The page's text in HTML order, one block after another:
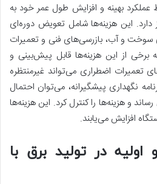
بهینه و افزایش طول عمر خود به
دارد. این هزینه‌ها شامل تعویض دوره‌ای
سوخت و آب، بازرسی‌های فنی و تعمیرات
از این هزینه‌ها قابل پیش‌بینی و
تعمیرات اضطراری می‌تواند غیرمنتظره
نگهداری پیشگیرانه، می‌توان احتمال
و هزینه‌ها را کنترل کرد. این هزینه‌ها
افزایش می‌یابند.
در تولید برق با